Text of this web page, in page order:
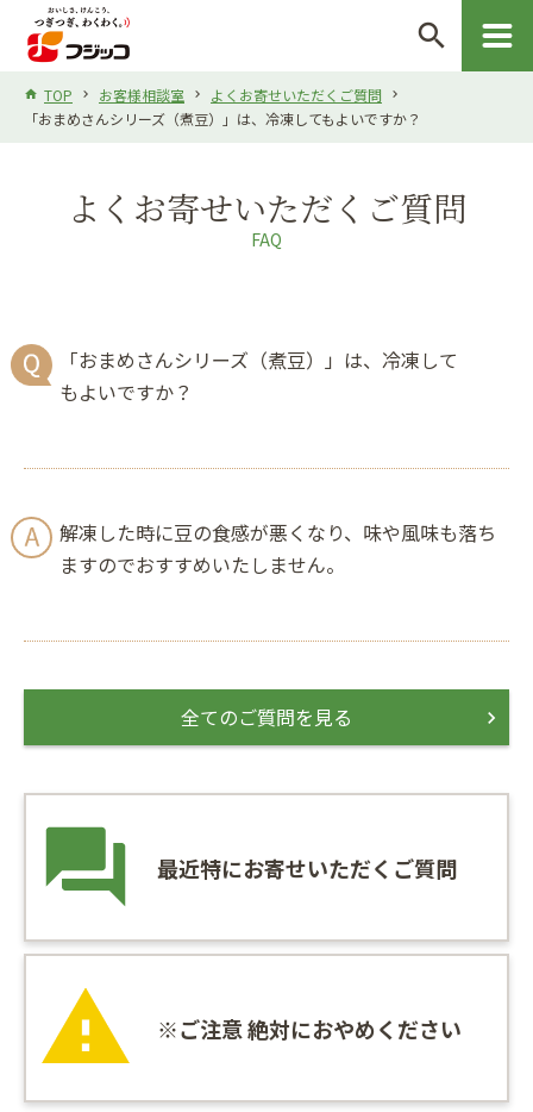
search
TOP お客様相談室
よくお寄せいただくご質問
「おまめさんシリーズ（煮豆）」は、冷凍してもよいですか？
よくお寄せいただくご質問
FAQ
「おまめさんシリーズ（煮豆）」は、冷凍して
もよいですか？
解凍した時に豆の食感が悪くなり、味や風味も落ち
ますのでおすすめいたしません。
全てのご質問を見る
最近特にお寄せいただくご質問
※ご注意 絶対におやめください